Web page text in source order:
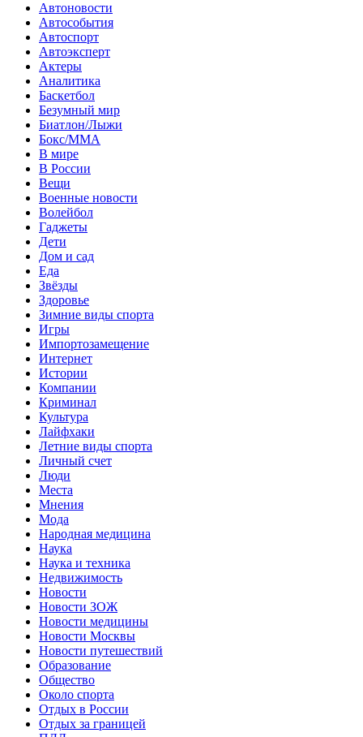
Автоновости
Автособытия
Автоспорт
Автоэксперт
Актеры
Аналитика
Баскетбол
Безумный мир
Биатлон/Лыжи
Бокс/MMA
В мире
В России
Вещи
Военные новости
Волейбол
Гаджеты
Дети
Дом и сад
Еда
Звёзды
Здоровье
Зимние виды спорта
Игры
Импортозамещение
Интернет
Истории
Компании
Криминал
Культура
Лайфхаки
Летние виды спорта
Личный счет
Люди
Места
Мнения
Мода
Народная медицина
Наука
Наука и техника
Недвижимость
Новости
Новости ЗОЖ
Новости медицины
Новости Москвы
Новости путешествий
Образование
Общество
Около спорта
Отдых в России
Отдых за границей